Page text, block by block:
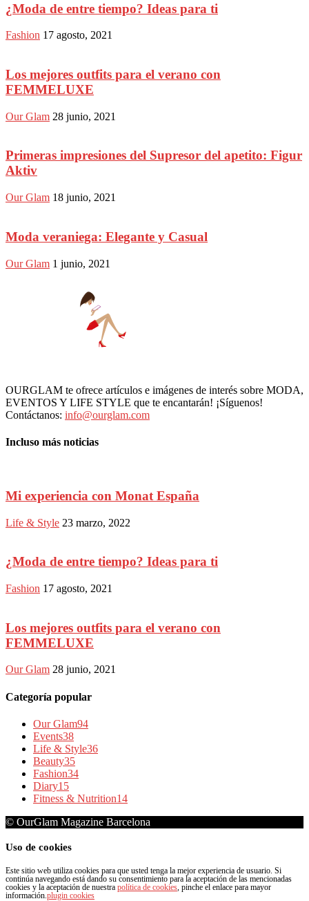
¿Moda de entre tiempo? Ideas para ti
Fashion 17 agosto, 2021
Los mejores outfits para el verano con
FEMMELUXE
Our Glam 28 junio, 2021
Primeras impresiones del Supresor del apetito: Figur
Aktiv
Our Glam 18 junio, 2021
Moda veraniega: Elegante y Casual
Our Glam 1 junio, 2021
OURGLAM te ofrece artículos e imágenes de interés sobre MODA,
EVENTOS Y LIFE STYLE que te encantarán! ¡Síguenos!
Contáctanos: info@ourglam.com
Incluso más noticias
Mi experiencia con Monat España
Life & Style 23 marzo, 2022
¿Moda de entre tiempo? Ideas para ti
Fashion 17 agosto, 2021
Los mejores outfits para el verano con
FEMMELUXE
Our Glam 28 junio, 2021
Categoría popular
Our Glam94
Events38
Life & Style36
Beauty35
Fashion34
Diary15
Fitness & Nutrition14
© OurGlam Magazine Barcelona
Uso de cookies
Este sitio web utiliza cookies para que usted tenga la mejor experiencia de usuario. Si
continúa navegando está dando su consentimiento para la aceptación de las mencionadas
cookies y la aceptación de nuestra política de cookies, pinche el enlace para mayor
información.plugin cookies